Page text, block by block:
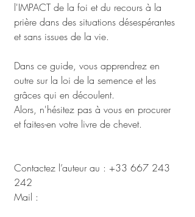
l'IMPACT de la foi et du recours à la
prière dans des situations désespérantes
et sans issues de la vie.
Dans ce guide, vous apprendrez en
outre sur la loi de la semence et les
grâces qui en découlent.
Alors, n'hésitez pas à vous en procurer
et faites-en votre livre de chevet.
Contactez l’auteur au : +33 667 243
242
Mail :